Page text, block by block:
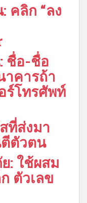
คลิก “ลง
ชื่อ-ชื่อ
คารถ้า
ร์โทรศัพท์
ที่ส่งมา
ตีตัวตน
: ใช้ผสม
ตัวเลข